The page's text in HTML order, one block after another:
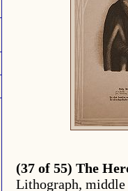
(37 of 55) The
Lithograph,